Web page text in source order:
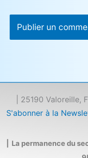
| 25190 Valoreille,
S'abonner à la
| La permanence du